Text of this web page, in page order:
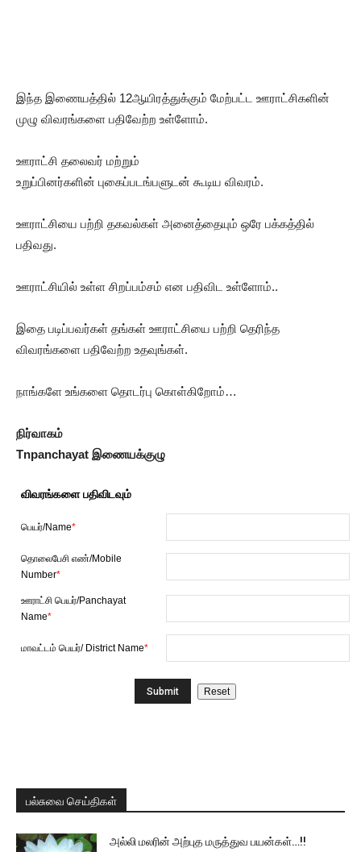
இந்த இணையத்தில் 12ஆயிரத்துக்கும் மேற்பட்ட ஊராட்சிகளின்
முழு விவரங்களை பதிவேற்ற உள்ளோம்.
ஊராட்சி தலைவர் மற்றும்
உறுப்பினர்களின் புகைப்படங்பளுடன் கூடிய விவரம்.
ஊராட்சியை பற்றி தகவல்கள் அனைத்தையும் ஒரே பக்கத்தில்
பதிவது.
ஊராட்சியில் உள்ள சிறப்பம்சம் என பதிவிட உள்ளோம்..
இதை படிப்பவர்கள் தங்கள் ஊராட்சியை பற்றி தெரிந்த
விவரங்களை பதிவேற்ற உதவுங்கள்.
நாங்களே உங்களை தொடர்பு கொள்கிறோம்…
நிர்வாகம்
Tnpanchayat இணையக்குழு
விவரங்களை பதிவிடவும்
பெயர்/Name*
தொலைபேசி எண்/Mobile
Number*
ஊராட்சி பெயர்/Panchayat
Name*
மாவட்டம் பெயர்/ District Name*
பல்சுவை செய்திகள்
அல்லி மலரின் அற்புத மருத்துவ பயன்கள்…!!